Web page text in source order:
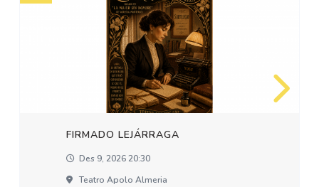
FIRMADO LEJÁRRAGA
Des 9, 2026 20:30
Teatro Apolo Almeria